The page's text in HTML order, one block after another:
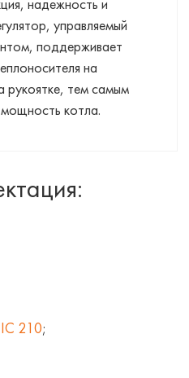
надежность и
управляемый
поддерживает
на
рукоятке, тем самым
мощность котла.
210;